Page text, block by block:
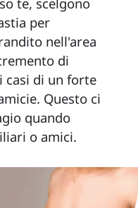
per
nell'area
di
casi di un forte
Questo ci
quando
o amici.